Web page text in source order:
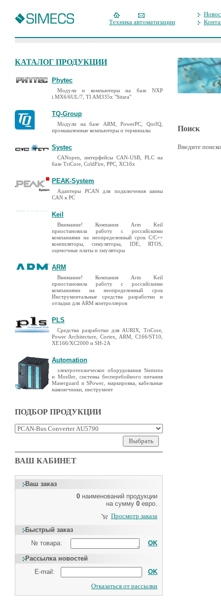
Техника автоматизации
КАТАЛОГ ПРОДУКЦИИ
Phytec
Модули и компьютеры на базе NXP
i.MX6/6UL/7, TI AM335x "Sitara"
TQ-Group
Модули на базе ARM, PowerPC, QorIQ,
промышленные компьютеры и терминалы
Systec
CANopen, интерфейсы CAN-USB, PLC на
базе TriCore, ColdFire, PPC, XC16x
PEAK-System
Адаптеры PCAN для подключения шины
CAN к PC
Keil
Внимание! Компания Arm Keil
приостановила работу с российскими
компаниями на неопределенный срок C/C++
компиляторы, симуляторы, IDE, RTOS,
оценочные платы и эмуляторы
ARM
Внимание! Компания Arm Keil
приостановила работу с российскими
компаниями на неопределенный срок
Инструментальные средства разработки и
отладки для ARM контроллеров
PLS
Средства разработки для AURIX, TriCore,
Power Architecture, Cortex, ARM, C166/ST10,
XE166/XC2000 и SH-2A
Automation
электротехническое оборудования Siemens
и Moeller, системы бесперебойного питания
Maserguard и SPower, маркировка, кабельные
наконечники, инструмент
ПОДБОР ПРОДУКЦИИ
ВАШ КАБИНЕТ
Ваш заказ
0 наименований продукции
на сумму 0 евро.
Просмотр заказа
Быстрый заказ
№ товара:
OK
Рассылка новостей
E-mail:
OK
Отказаться от рассылки
Поиск
Введите